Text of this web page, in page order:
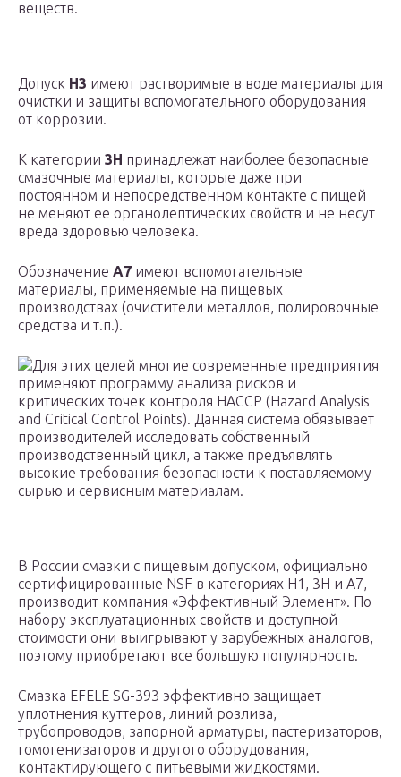
веществ.
Допуск H3 имеют растворимые в воде материалы для
очистки и защиты вспомогательного оборудования
от коррозии.
К категории 3H принадлежат наиболее безопасные
смазочные материалы, которые даже при
постоянном и непосредственном контакте с пищей
не меняют ее органолептических свойств и не несут
вреда здоровью человека.
Обозначение A7 имеют вспомогательные
материалы, применяемые на пищевых
производствах (очистители металлов, полировочные
средства и т.п.).
Для этих целей многие современные предприятия
применяют программу анализа рисков и
критических точек контроля НАССР (Hazard Analysis
and Critical Control Points). Данная система обязывает
производителей исследовать собственный
производственный цикл, а также предъявлять
высокие требования безопасности к поставляемому
сырью и сервисным материалам.
В России смазки с пищевым допуском, официально
сертифицированные NSF в категориях Н1, 3Н и А7,
производит компания «Эффективный Элемент». По
набору эксплуатационных свойств и доступной
стоимости они выигрывают у зарубежных аналогов,
поэтому приобретают все большую популярность.
Смазка EFELE SG-393 эффективно защищает
уплотнения куттеров, линий розлива,
трубопроводов, запорной арматуры, пастеризаторов,
гомогенизаторов и другого оборудования,
контактирующего с питьевыми жидкостями.